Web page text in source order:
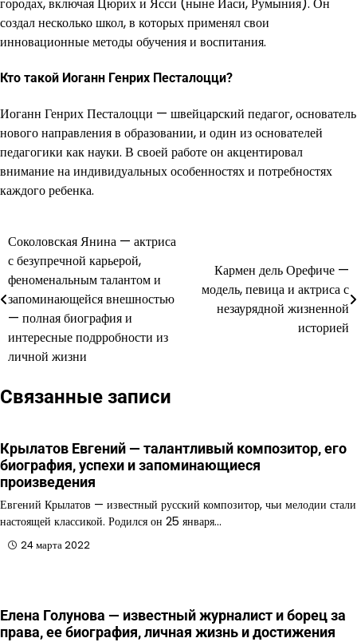
создал несколько школ, в которых применял свои
инновационные методы обучения и воспитания.
Кто такой Иоганн Генрих Песталоцци?
Иоганн Генрих Песталоцци — швейцарский педагог, основатель
нового направления в образовании, и один из основателей
педагогики как науки. В своей работе он акцентировал
внимание на индивидуальных особенностях и потребностях
каждого ребенка.
Навигация
по
записям
Соколовская Янина — актриса
с безупречной карьерой,
феноменальным талантом и
запоминающейся внешностью
— полная биография и
интересные подрробности из
личной жизни
Кармен дель Орефиче —
модель, певица и актриса с
незаурядной жизненной
историей
Связанные записи
Крылатов Евгений — талантливый композитор, его
биография, успехи и запоминающиеся
произведения
Евгений Крылатов — известный русский композитор, чьи мелодии стали
настоящей классикой. Родился он 25 января…
24 марта 2022
Елена Голунова — известный журналист и борец за
права, ее биография, личная жизнь и достижения